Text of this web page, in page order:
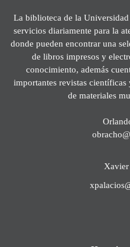
La biblioteca de la
servicios diariamente para la
donde pueden encontrar una
de libros impresos y
conocimiento, además
importantes revistas
de materiales
Xavier